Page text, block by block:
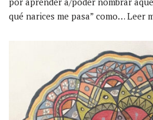
qué narices me pasa” como…Leer